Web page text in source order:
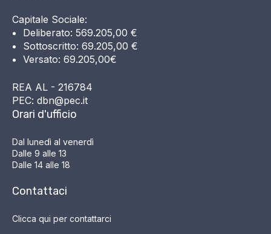
Capitale Sociale:
Deliberato: 569.205,00 €
Sottoscritto: 69.205,00 €
Versato: 69.205,00€
REA AL - 216784
PEC: dbn@pec.it
Orari d'ufficio
Dal lunedì al venerdì
Dalle 9 alle 13
Dalle 14 alle 18
Contattaci
Clicca qui per contattarci